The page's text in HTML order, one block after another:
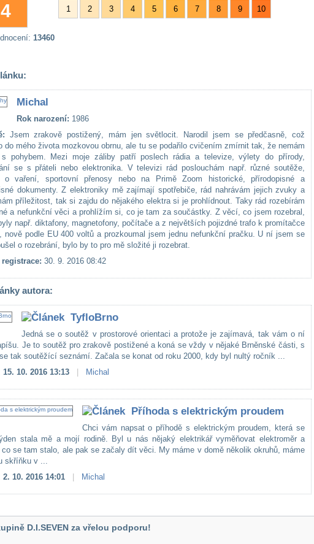
1 2 3 4 5 6 7 8 9 10
13460
Michal
Rok narození: 1986
Jsem zrakově postižený, mám jen světlocit. Narodil jsem se předčasně, což
do mého života mozkovou obrnu, ale tu se podařilo cvičením zmírnit tak, že nemám
pohybem. Mezi moje záliby patří poslech rádia a televize, výlety do přírody,
se s přáteli nebo elektronika. V televizi rád poslouchám např. různé soutěže,
o vaření, sportovní přenosy nebo na Primě Zoom historické, přírodopisné a
dokumenty. Z elektroniky mě zajímají spotřebiče, rád nahrávám jejich zvuky a
příležitost, tak si zajdu do nějakého elektra si je prohlídnout. Taky rád rozebírám
a nefunkční věci a prohlížím si, co je tam za součástky. Z věcí, co jsem rozebral,
např. diktafony, magnetofony, počítače a z největších pojizdné trafo k promítačce
nově podle EU 400 voltů a prozkoumal jsem jednu nefunkční pračku. U ní jsem se
o rozebrání, bylo by to pro mě složité ji rozebrat.
registrace: 30. 9. 2016 08:42
autora:
TyfloBrno
Jedná se o soutěž v prostorové orientaci a protože je zajímavá, tak vám o ní
Je to soutěž pro zrakově postižené a koná se vždy v nějaké Brněnské části, s
tak soutěžící seznámí. Začala se konat od roku 2000, kdy byl nultý ročník ...
15. 10. 2016 13:13 Michal
Příhoda s elektrickým proudem
Chci vám napsat o příhodě s elektrickým proudem, která se
stala mě a mojí rodině. Byl u nás nějaký elektrikář vyměňovat elektroměr a
co se tam stalo, ale pak se začaly dít věci. My máme v domě několik okruhů, máme
skříňku v ...
2. 10. 2016 14:01 Michal
D.I.SEVEN za vřelou podporu!